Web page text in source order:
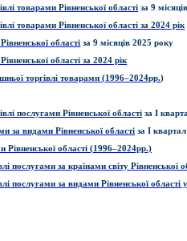
товарами Рівненської області за 9
товарами Рівненської області за 2024 рік
області за 9 місяців 2025 року
області за 2024 рік
торгівлі товарами (1996–2024рр.)
послугами Рівненської області за І
за видами Рівненської області за І
Рівненської області (1996–2024рр.)
послугами за країнами світу Рівненської
послугами за видами Рівненської області